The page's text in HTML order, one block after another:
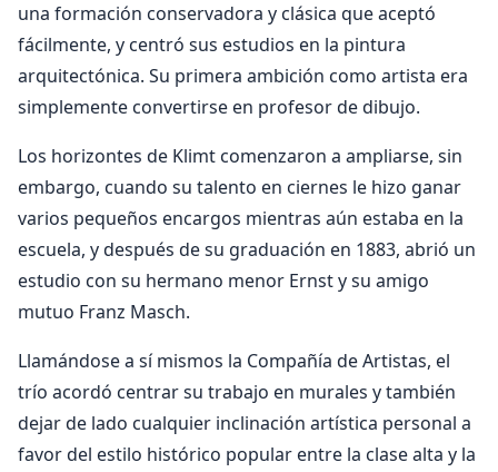
una formación conservadora y clásica que aceptó
fácilmente, y centró sus estudios en la pintura
arquitectónica. Su primera ambición como artista era
simplemente convertirse en profesor de dibujo.
Los horizontes de Klimt comenzaron a ampliarse, sin
embargo, cuando su talento en ciernes le hizo ganar
varios pequeños encargos mientras aún estaba en la
escuela, y después de su graduación en 1883, abrió un
estudio con su hermano menor Ernst y su amigo
mutuo Franz Masch.
Llamándose a sí mismos la Compañía de Artistas, el
trío acordó centrar su trabajo en murales y también
dejar de lado cualquier inclinación artística personal a
favor del estilo histórico popular entre la clase alta y la